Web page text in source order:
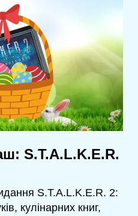
S.T.A.L.K.E.R.
S.T.A.L.K.E.R. 2:
кулінарних книг,